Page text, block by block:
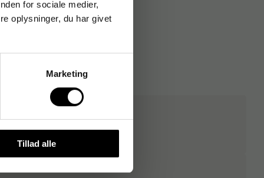
for sociale medier,
oplysninger, du har givet
Marketing
Tillad alle